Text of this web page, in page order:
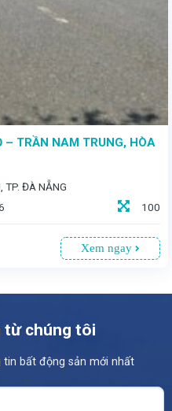
– TRẦN NAM TRUNG, HÒA
TP. ĐÀ NẴNG
100
Xem ngay
từ chúng tôi
bất động sản mới nhất